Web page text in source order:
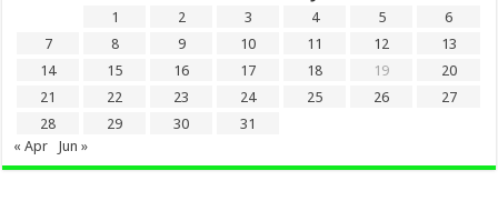
1
2 3 4 5
6
7
8 9 10 11 12
13
14
15 16 17 18 19
20
21
22 23 24 25 26
27
28
29 30
31
« Apr
Jun »